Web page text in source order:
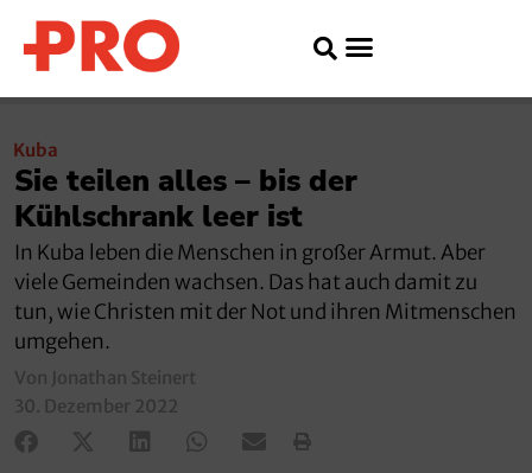
Kuba
Sie teilen alles – bis der
Kühlschrank leer ist
In Kuba leben die Menschen in großer Armut. Aber
viele Gemeinden wachsen. Das hat auch damit zu
tun, wie Christen mit der Not und ihren Mitmenschen
umgehen.
Von Jonathan Steinert
30. Dezember 2022